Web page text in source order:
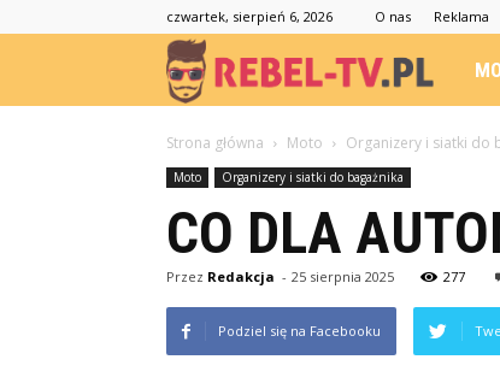
czwartek, sierpień 6, 2026 O nas Reklama
TV.pl
Strona główna Moto Organizery i siatki do
Moto Organizery i siatki do bagażnika
CO DLA
Przez Redakcja - 25 sierpnia 2025 277
Podziel się na Facebooku